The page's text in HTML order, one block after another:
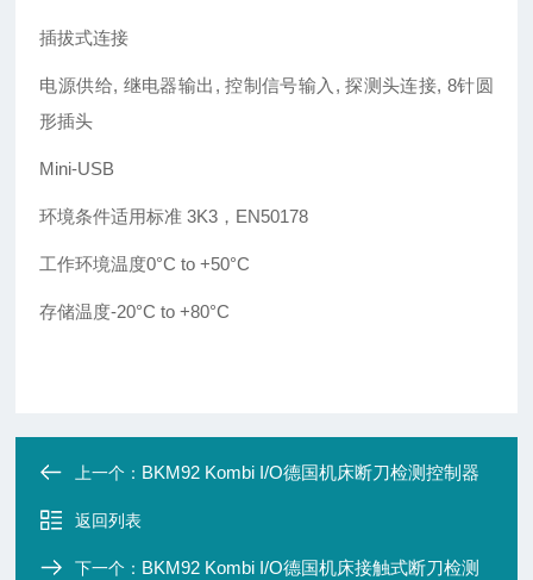
插拔式连接
电源供给, 继电器输出, 控制信号输入, 探测头连接, 8针圆
形插头
Mini-USB
环境条件适用标准 3K3，EN50178
工作环境温度0°C to +50°C
存储温度-20°C to +80°C
上一个： BKM92 Kombi I/O德国机床断刀检测控制器
返回列表
下一个： BKM92 Kombi I/O德国机床接触式断刀检测